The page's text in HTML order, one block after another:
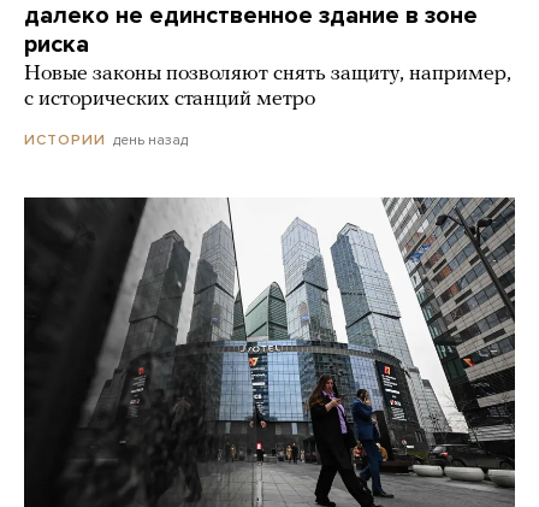
далеко не единственное здание в зоне
риска
Новые законы позволяют снять защиту, например,
с исторических станций метро
ИСТОРИИ день назад